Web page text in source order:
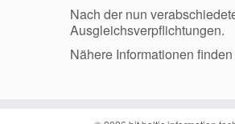
Nach der nun
Ausgleichsverpflichtungen.
Nähere Informationen